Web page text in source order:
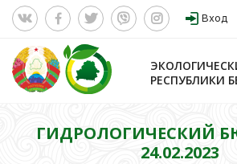
Вход
РЕСПУБЛИКИ
ГИДРОЛОГИЧЕСКИЙ
24.02.2023